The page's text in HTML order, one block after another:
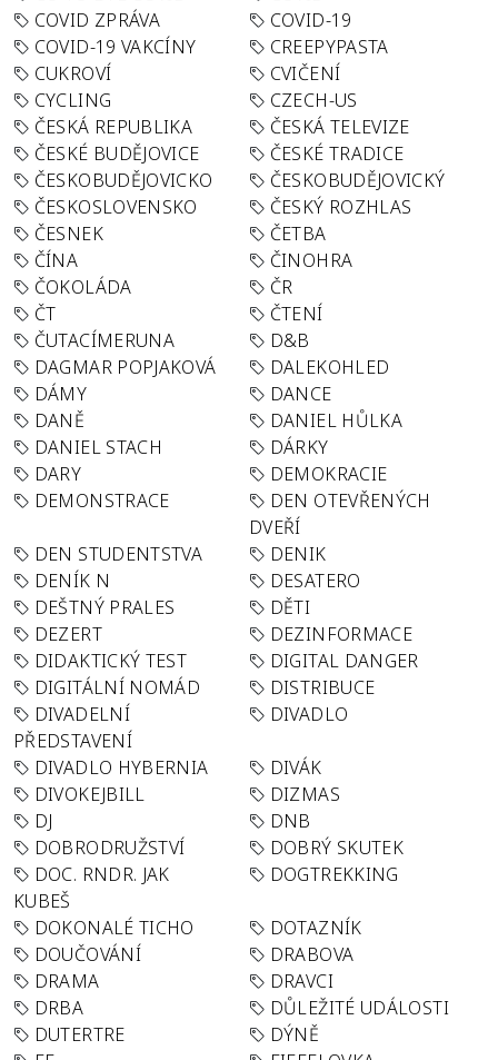
COVID ZPRÁVA
COVID-19
COVID-19 VAKCÍNY
CREEPYPASTA
CUKROVÍ
CVIČENÍ
CYCLING
CZECH-US
ČESKÁ REPUBLIKA
ČESKÁ TELEVIZE
ČESKÉ BUDĚJOVICE
ČESKÉ TRADICE
ČESKOBUDĚJOVICKO
ČESKOBUDĚJOVICKÝ
ČESKOSLOVENSKO
ČESKÝ ROZHLAS
ČESNEK
ČETBA
ČÍNA
ČINOHRA
ČOKOLÁDA
ČR
ČT
ČTENÍ
ČUTACÍMERUNA
D&B
DAGMAR POPJAKOVÁ
DALEKOHLED
DÁMY
DANCE
DANĚ
DANIEL HŮLKA
DANIEL STACH
DÁRKY
DARY
DEMOKRACIE
DEMONSTRACE
DEN OTEVŘENÝCH
DVEŘÍ
DEN STUDENTSTVA
DENIK
DENÍK N
DESATERO
DEŠTNÝ PRALES
DĚTI
DEZERT
DEZINFORMACE
DIDAKTICKÝ TEST
DIGITAL DANGER
DIGITÁLNÍ NOMÁD
DISTRIBUCE
DIVADELNÍ
PŘEDSTAVENÍ
DIVADLO
DIVADLO HYBERNIA
DIVÁK
DIVOKEJBILL
DIZMAS
DJ
DNB
DOBRODRUŽSTVÍ
DOBRÝ SKUTEK
DOC. RNDR. JAK
KUBEŠ
DOGTREKKING
DOKONALÉ TICHO
DOTAZNÍK
DOUČOVÁNÍ
DRABOVA
DRAMA
DRAVCI
DRBA
DŮLEŽITÉ UDÁLOSTI
DUTERTRE
DÝNĚ